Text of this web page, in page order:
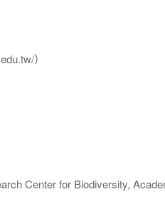
）
Center for Biodiversity,